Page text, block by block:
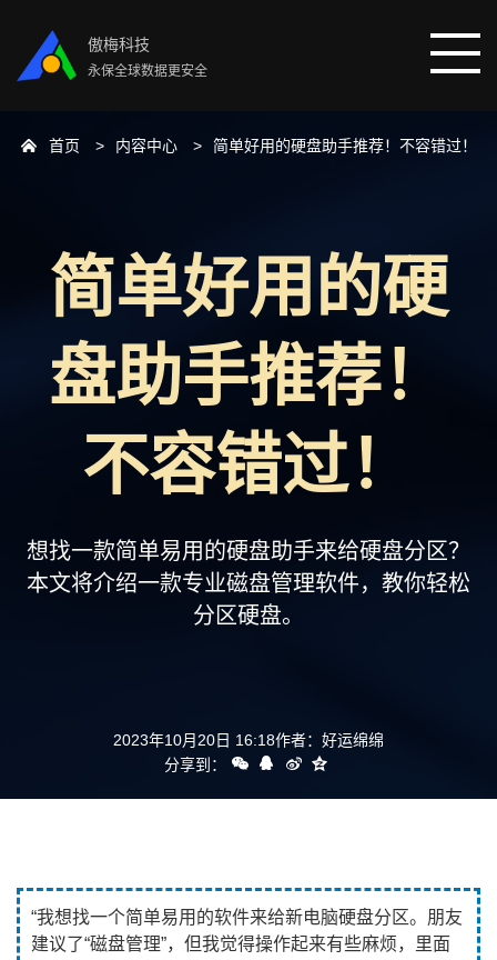
傲梅科技
永保全球数据更安全
首页
数据恢复
数据备份
下载中心
首页 内容中心 简单好用的硬盘助手推荐！不容错过！
简单好用的硬
盘助手推荐！
不容错过！
想找一款简单易用的硬盘助手来给硬盘分区？
本文将介绍一款专业磁盘管理软件，教你轻松
分区硬盘。
2023年10月20日 16:18作者： 好运绵绵
分享到：
“我想找一个简单易用的软件来给新电脑硬盘分区。朋友
建议了“磁盘管理”，但我觉得操作起来有些麻烦，里面